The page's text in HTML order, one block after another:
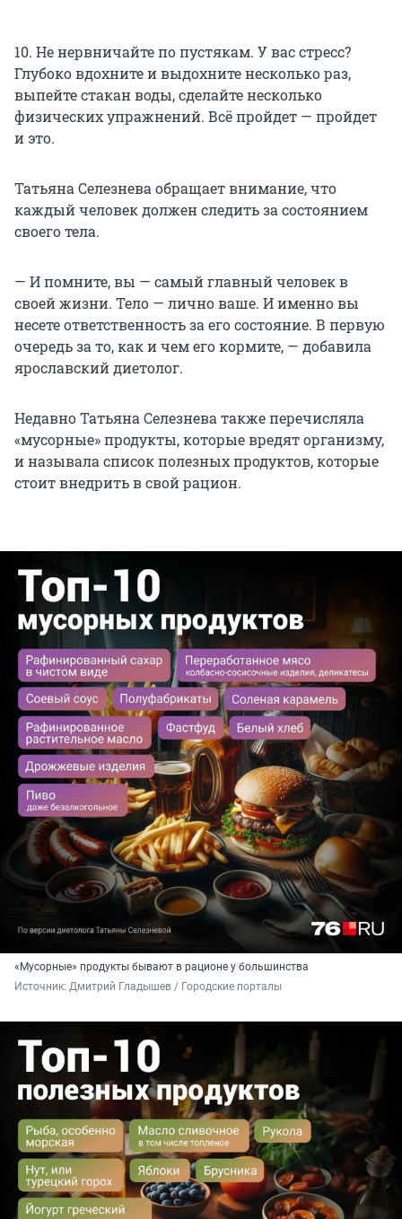
10. Не нервничайте по пустякам. У вас стресс?
Глубоко вдохните и выдохните несколько раз,
выпейте стакан воды, сделайте несколько
физических упражнений. Всё пройдет — пройдет
и это.
Татьяна Селезнева обращает внимание, что
каждый человек должен следить за состоянием
своего тела.
— И помните, вы — самый главный человек в
своей жизни. Тело — лично ваше. И именно вы
несете ответственность за его состояние. В первую
очередь за то, как и чем его кормите, — добавила
ярославский диетолог.
Недавно Татьяна Селезнева также перечисляла
«мусорные» продукты, которые вредят организму,
и называла список полезных продуктов, которые
стоит внедрить в свой рацион.
«Мусорные» продукты бывают в рационе у большинства
Источник: Дмитрий Гладышев / Городские порталы